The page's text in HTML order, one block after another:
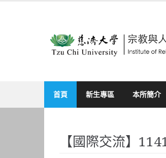
首頁 新生專區 本所簡介
【國際交流】